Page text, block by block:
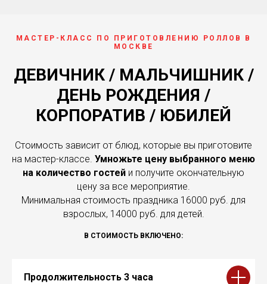
МАСТЕР-КЛАСС ПО ПРИГОТОВЛЕНИЮ РОЛЛОВ В
МОСКВЕ
ДЕВИЧНИК / МАЛЬЧИШНИК /
ДЕНЬ РОЖДЕНИЯ /
КОРПОРАТИВ / ЮБИЛЕЙ
Стоимость зависит от блюд, которые вы приготовите
на мастер-классе. Умножьте цену выбранного меню
на количество гостей и получите окончательную
цену за все мероприятие.
Минимальная стоимость праздника 16000 руб. для
взрослых, 14000 руб. для детей.
В СТОИМОСТЬ ВКЛЮЧЕНО:
Продолжительность 3 часа